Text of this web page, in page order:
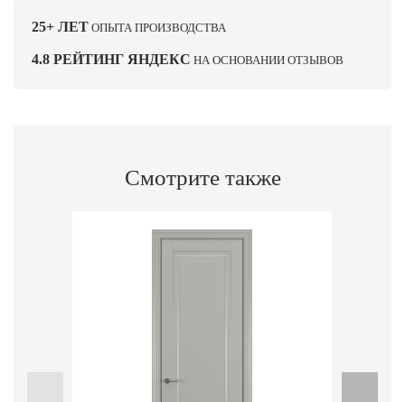
25+ ЛЕТ ОПЫТА ПРОИЗВОДСТВА
4.8 РЕЙТИНГ ЯНДЕКС НА ОСНОВАНИИ ОТЗЫВОВ
Смотрите также